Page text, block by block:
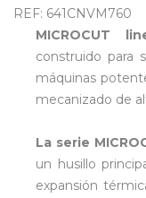
REF: 641CNVM760
MICROCUT
construido para
máquinas
mecanizado de
La serie
un husillo
expansión